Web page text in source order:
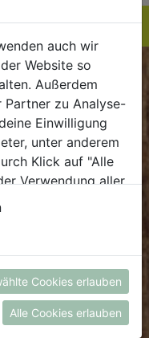
auch wir
Website so
Außerdem
Partner zu Analyse-
Einwilligung
unter anderem
Klick auf "Alle
Verwendung aller
findest du alle
du kannst
du erlauben
in unserer
Cookies erlauben
Alle Cookies erlauben